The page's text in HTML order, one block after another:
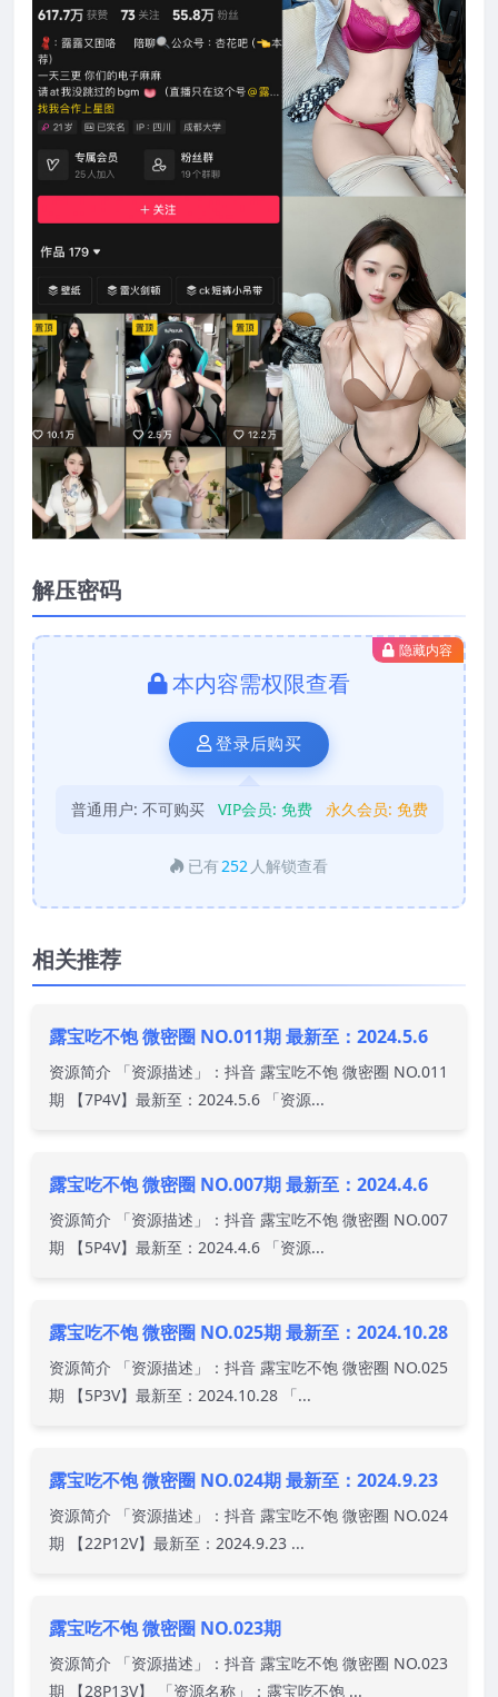
解压密码
隐藏内容
本内容需权限查看
登录后购买
普通用户: 不可购买 VIP会员: 免费 永久会员: 免费
已有 252 人解锁查看
相关推荐
露宝吃不饱 微密圈 NO.011期 最新至：2024.5.6
资源简介 「资源描述」：抖音 露宝吃不饱 微密圈 NO.011
期 【7P4V】最新至：2024.5.6 「资源...
露宝吃不饱 微密圈 NO.007期 最新至：2024.4.6
资源简介 「资源描述」：抖音 露宝吃不饱 微密圈 NO.007
期 【5P4V】最新至：2024.4.6 「资源...
露宝吃不饱 微密圈 NO.025期 最新至：2024.10.28
资源简介 「资源描述」：抖音 露宝吃不饱 微密圈 NO.025
期 【5P3V】最新至：2024.10.28 「...
露宝吃不饱 微密圈 NO.024期 最新至：2024.9.23
资源简介 「资源描述」：抖音 露宝吃不饱 微密圈 NO.024
期 【22P12V】最新至：2024.9.23 ...
露宝吃不饱 微密圈 NO.023期
资源简介 「资源描述」：抖音 露宝吃不饱 微密圈 NO.023
期 【28P13V】 「资源名称」：露宝吃不饱 ...